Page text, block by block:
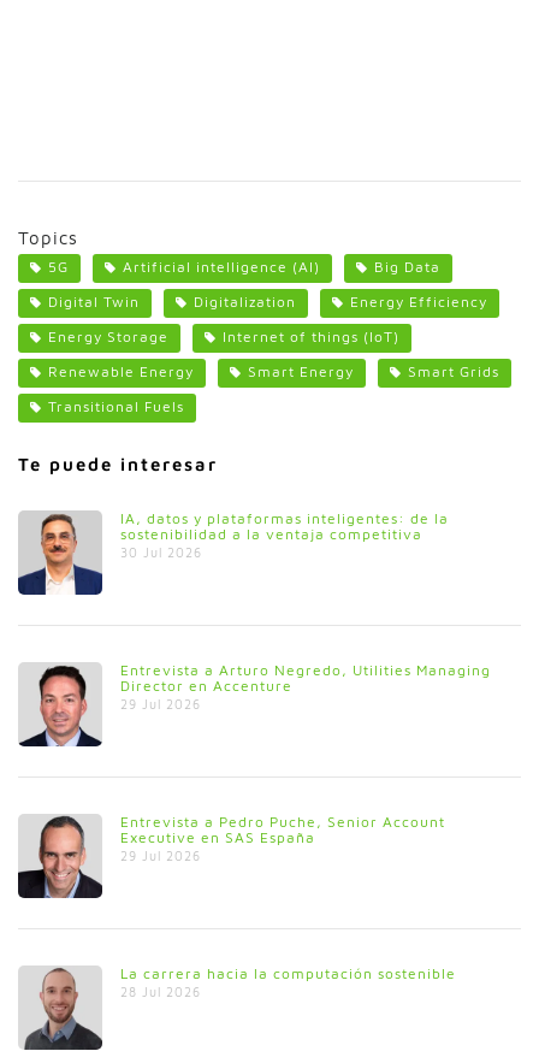
Topics
5G Artificial intelligence (AI)
Big Data
Digital Twin
Digitalization
Energy Efficiency
Energy Storage
Internet of things (IoT)
Renewable Energy
Smart Energy
Smart Grids
Transitional Fuels
Te puede interesar
IA, datos y plataformas inteligentes: de la
sostenibilidad a la ventaja competitiva
30 Jul 2026
Entrevista a Arturo Negredo, Utilities Managing
Director en Accenture
29 Jul 2026
Entrevista a Pedro Puche, Senior Account
Executive en SAS España
29 Jul 2026
La carrera hacia la computación sostenible
28 Jul 2026